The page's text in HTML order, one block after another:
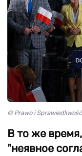
© Prawo i
В то же
"неявное